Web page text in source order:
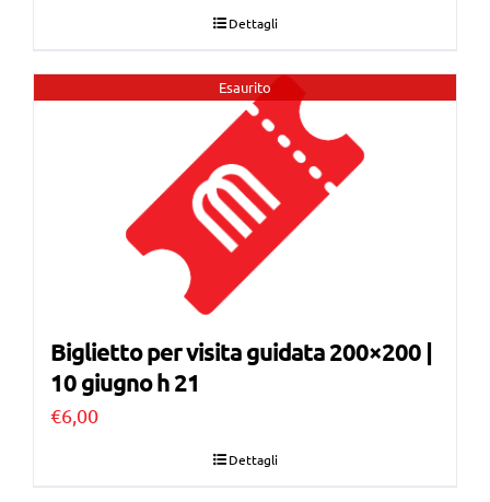
Dettagli
Esaurito
Biglietto per visita guidata 200×200 |
10 giugno h 21
€6,00
Dettagli